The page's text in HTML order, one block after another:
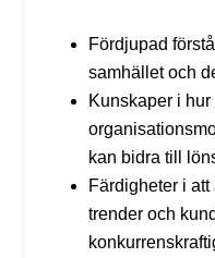
Fördjupad
samhället och
Kunskaper i hur
kan bidra till
Färdigheter i
trender och